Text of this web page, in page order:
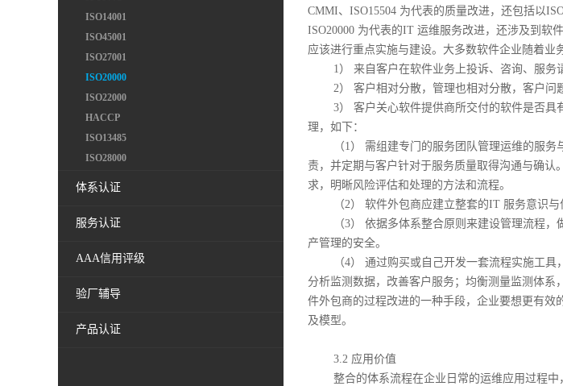
ISO14001
ISO45001
ISO27001
ISO20000
ISO22000
HACCP
ISO13485
ISO28000
体系认证
服务认证
AAA信用评级
验厂辅导
产品认证
CMMI、ISO15504 为代表的质量改进，还包括以
ISO20000 为代表的IT 运维服务改进，还涉及到软
应该进行重点实施与建设。大多数软件企业随着业
1） 来自客户在软件业务上投诉、咨询、服务请
2） 客户相对分散，管理也相对分散，客户问题
3） 客户关心软件提供商所交付的软件是否具有
理，如下：
（1） 需组建专门的服务团队管理运维的服务
责，并定期与客户针对于服务质量取得沟通与确认
求，明晰风险评估和处理的方法和流程。
（2） 软件外包商应建立整套的IT 服务意识与
（3） 依据多体系整合原则来建设管理流程，做
产管理的安全。
（4） 通过购买或自己开发一套流程实施工具，
分析监测数据，改善客户服务；均衡测量监测体系
件外包商的过程改进的一种手段，企业要想更有
及模型。
3.2 应用价值
整合的体系流程在企业日常的运维应用过程中